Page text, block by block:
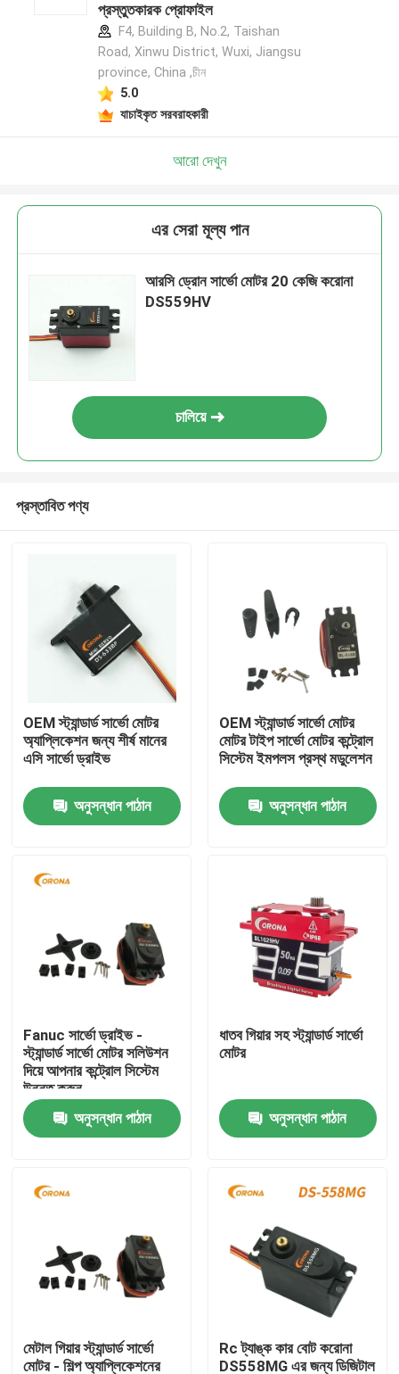
পরিচিতি
আরসি সার্ভো মোটর
মিনি সার্ভো মোটর
স্ট্যান্ডার্ড সার্ভো মোটর
মাঝারি সার্ভো মোটর
ডিজিটাল সার্ভো মোটর
প্রস্তুতকারক প্রোফাইল
F4, Building B, No.2, Taishan
Road, Xinwu District, Wuxi, Jiangsu
province, China ,চীন
5.0
যাচাইকৃত সরবরাহকারী
আরো দেখুন
এর সেরা মূল্য পান
আরসি ড্রোন সার্ভো মোটর 20 কেজি করোনা
DS559HV
চালিয়ে
প্রস্তাবিত পণ্য
OEM স্ট্যান্ডার্ড সার্ভো মোটর
অ্যাপ্লিকেশন জন্য শীর্ষ মানের
এসি সার্ভো ড্রাইভ
অনুসন্ধান পাঠান
OEM স্ট্যান্ডার্ড সার্ভো মোটর
মোটর টাইপ সার্ভো মোটর কন্ট্রোল
সিস্টেম ইমপলস প্রস্থ মডুলেশন
অনুসন্ধান পাঠান
Fanuc সার্ভো ড্রাইভ -
স্ট্যান্ডার্ড সার্ভো মোটর সলিউশন
দিয়ে আপনার কন্ট্রোল সিস্টেম
উন্নত করুন
অনুসন্ধান পাঠান
ধাতব গিয়ার সহ স্ট্যান্ডার্ড সার্ভো
মোটর
অনুসন্ধান পাঠান
মেটাল গিয়ার স্ট্যান্ডার্ড সার্ভো
মোটর - শিল্প অ্যাপ্লিকেশনের
Rc ট্যাঙ্ক কার বোট করোনা
DS558MG এর জন্য ডিজিটাল